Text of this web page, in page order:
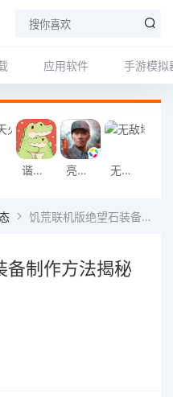
应用软件 手游模拟
谐音梗游戏 亮剑2026官方版 无敌塔防王游戏
饥荒联机版绝望石装备制作方法揭秘及效果展示攻略
备制作方法揭秘